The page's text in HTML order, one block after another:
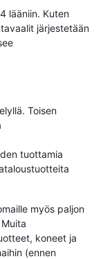
lääniin. Kuten
järjestetään
Toisen
tuottamia
myös paljon
koneet ja
(ennen